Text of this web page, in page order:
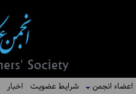
اعضاء انجمن شرایط عضویت اخبار